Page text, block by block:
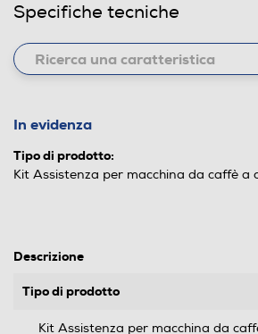
Specifiche tecniche
In evidenza
Tipo di prodotto:
Kit Assistenza per macchina da caffè a
Descrizione
Tipo di prodotto
Kit Assistenza per macchina da